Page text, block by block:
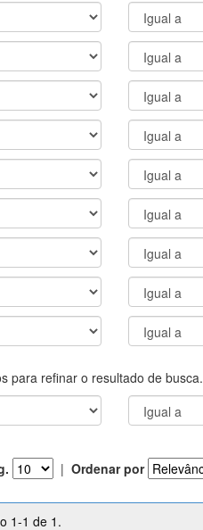
para refinar o resultado de busca.
| Ordenar por
1-1 de 1.